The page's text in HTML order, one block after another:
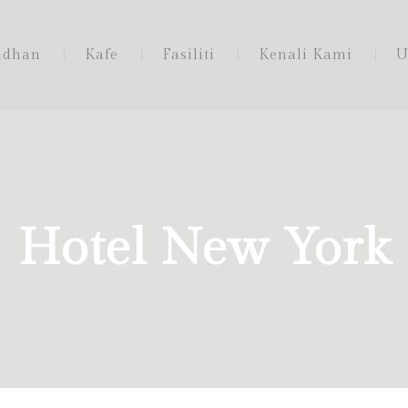
Kenali Kami
Fasiliti
Kafe
Hotel New York